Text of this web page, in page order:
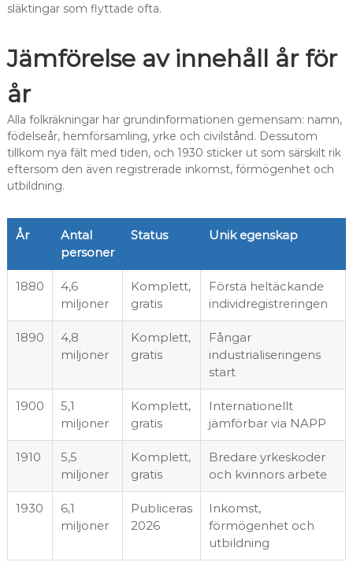
släktingar som flyttade ofta.
Jämförelse av innehåll år för
år
Alla folkräkningar har grundinformationen gemensam: namn,
födelseår, hemförsamling, yrke och civilstånd. Dessutom
tillkom nya fält med tiden, och 1930 sticker ut som särskilt rik
eftersom den även registrerade inkomst, förmögenhet och
utbildning.
År
Antal
personer
Status Unik egenskap
1880
4,6
miljoner
Komplett,
gratis
Första heltäckande
individregistreringen
1890
4,8
miljoner
Komplett,
gratis
Fångar
industrialiseringens
start
1900
5,1
miljoner
Komplett,
gratis
Internationellt
jämförbar via NAPP
1910
5,5
miljoner
Komplett,
gratis
Bredare yrkeskoder
och kvinnors arbete
1930
6,1
miljoner
Publiceras
2026
Inkomst,
förmögenhet och
utbildning